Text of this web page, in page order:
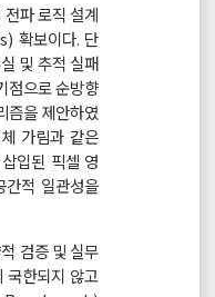
파 로직 설계
확보이다. 단
및 추적 실패
점으로 순방향
즘을 제안하였
가림과 같은
입된 픽셀 영
적 일관성을
검증 및 실무
국한되지 않고